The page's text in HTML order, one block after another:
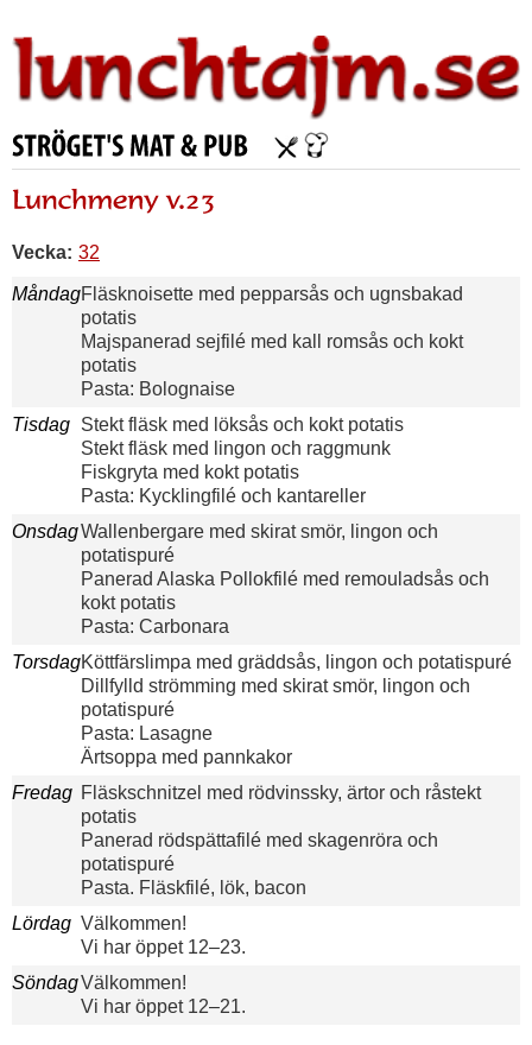
Vecka: 32
MåndagFläsknoisette med pepparsås och ugnsbakad
potatis
Majspanerad sejfilé med kall romsås och kokt
potatis
Pasta: Bolognaise
Tisdag Stekt fläsk med löksås och kokt potatis
Stekt fläsk med lingon och raggmunk
Fiskgryta med kokt potatis
Pasta: Kycklingfilé och kantareller
OnsdagWallenbergare med skirat smör, lingon och
potatispuré
Panerad Alaska Pollokfilé med remouladsås och
kokt potatis
Pasta: Carbonara
TorsdagKöttfärslimpa med gräddsås, lingon och potatispuré
Dillfylld strömming med skirat smör, lingon och
potatispuré
Pasta: Lasagne
Ärtsoppa med pannkakor
Fredag Fläskschnitzel med rödvinssky, ärtor och råstekt
potatis
Panerad rödspättafilé med skagenröra och
potatispuré
Pasta. Fläskfilé, lök, bacon
Lördag Välkommen!
Vi har öppet 12–23.
SöndagVälkommen!
Vi har öppet 12–21.